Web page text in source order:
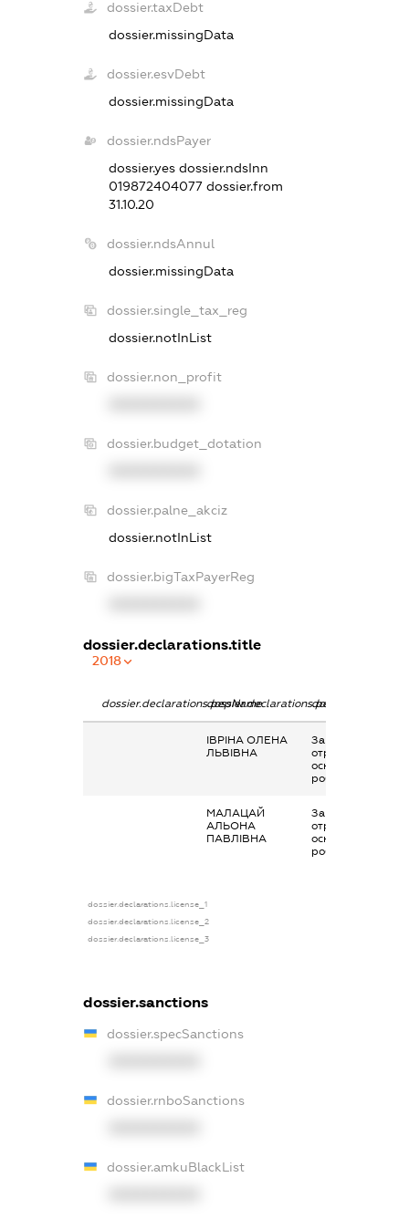
dossier.taxDebt
dossier.missingData
dossier.esvDebt
dossier.missingData
dossier.ndsPayer
dossier.yes dossier.ndsInn
019872404077 dossier.from
31.10.20
dossier.ndsAnnul
dossier.missingData
dossier.single_tax_reg
dossier.notInList
dossier.non_profit
dossier.budget_dotation
dossier.palne_akciz
dossier.notInList
dossier.bigTaxPayerReg
dossier.declarations.title
2018
dossier.declarations.pepNamedossier.declarations.personName
ІВРІНА ОЛЕНА
ЛЬВІВНА
Заробітна плата
отримана за
основним місцем
роботи
МАЛАЦАЙ
АЛЬОНА
ПАВЛІВНА
Заробітна плата
отримана за
основним місцем
роботи
dossier.declarations.license_1
dossier.declarations.license_2
dossier.declarations.license_3
dossier.sanctions
dossier.specSanctions
dossier.rnboSanctions
dossier.amkuBlackList